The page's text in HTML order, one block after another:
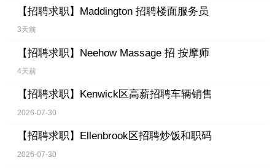
【招聘求职】 Maddington 招聘楼面服务员
3天前
【招聘求职】 Neehow Massage 招 按摩师
4天前
【招聘求职】 Kenwick区高薪招聘车辆销售
2026-07-30
【招聘求职】 Ellenbrook区招聘炒饭和职码
2026-07-30